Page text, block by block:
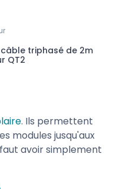
. Ils permettent
modules jusqu'aux
avoir simplement
câble triphasé de 2m
QT2